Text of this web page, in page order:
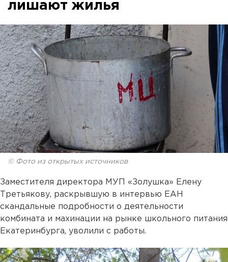
лишают жилья
© Фото из открытых источников
Заместителя директора МУП «Золушка» Елену
Третьякову, раскрывшую в интервью ЕАН
скандальные подробности о деятельности
комбината и махинации на рынке школьного питания
Екатеринбурга, уволили с работы.